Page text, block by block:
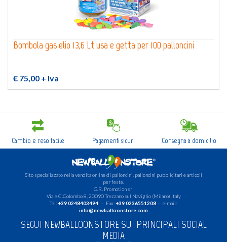
Bombola gas elio 13,6 Lt usa e getta per 100 palloncini
€ 75,00 + Iva
Cambio e reso facile Pagamenti sicuri Consegna a domicilio
Sito specializzato nella vendita online di palloncini, palloncini pubblicitari e articoli
per feste.
G.R. Promotion srl
Viale C.Colombo 8, 20090 Trezzano sul Naviglio (Milano) Italy
Tel:+39 0248403494- Fax:+39 0236551208- e-mail:
info@newballoonstore.com
SEGUI NEWBALLOONSTORE SUI PRINCIPALI SOCIAL
MEDIA